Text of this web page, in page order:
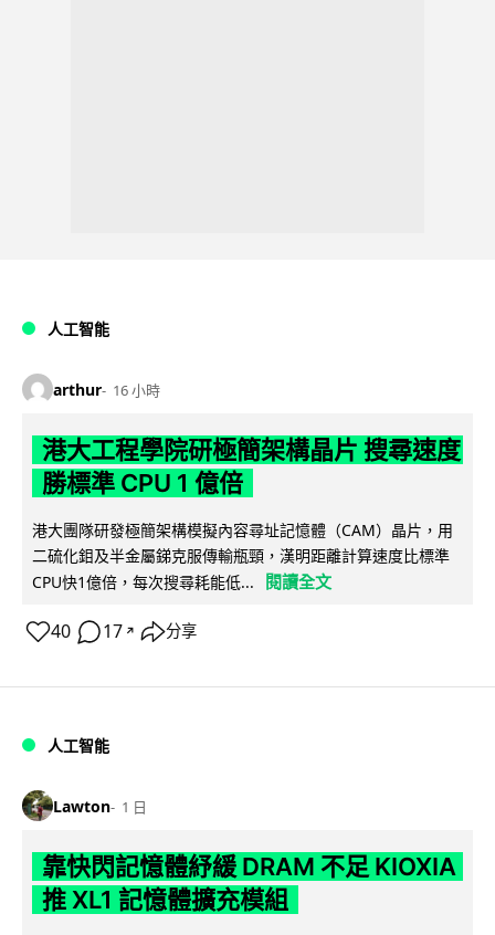
人工智能
arthur 16 小時
港大工程學院研極簡架構晶片 搜尋速度
勝標準 CPU 1 億倍
港大團隊研發極簡架構模擬內容尋址記憶體（CAM）晶片，用
二硫化鉬及半金屬銻克服傳輸瓶頸，漢明距離計算速度比標準
CPU快1億倍，每次搜尋耗能低...
閱讀全文
40 17 ↗ 分享
人工智能
Lawton 1 日
靠快閃記憶體紓緩 DRAM 不足 KIOXIA
推 XL1 記憶體擴充模組